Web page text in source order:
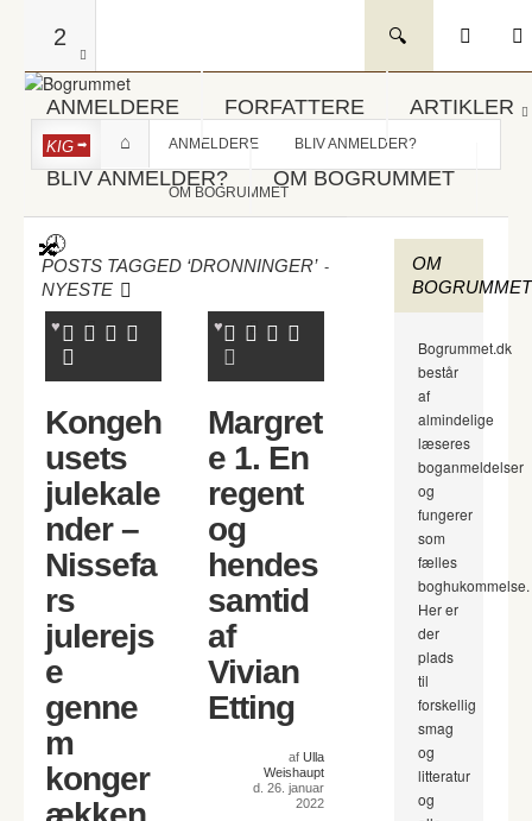
2
ANMELDERE FORFATTERE ARTIKLER
BLIV ANMELDER? OM BOGRUMMET
KIG ANMELDERE BLIV ANMELDER?
OM BOGRUMMET
POSTS TAGGED ‘DRONNINGER’ -
NYESTE
Kongeh
usets
julekale
nder –
Nissefa
rs
julerejs
e
genne
m
konger
Margret
e 1. En
regent
og
hendes
samtid
af
Vivian
Etting
af Ulla
Weishaupt
d. 26. januar
2022
OM
BOGRUMMET
Bogrummet.dk
består
af
almindelige
læseres
boganmeldelser
og
fungerer
som
fælles
boghukommelse.
Her er
der
plads
til
forskellig
smag
og
litteratur
og